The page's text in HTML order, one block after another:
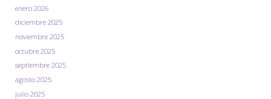
enero 2026
diciembre 2025
noviembre 2025
octubre 2025
septiembre 2025
agosto 2025
julio 2025